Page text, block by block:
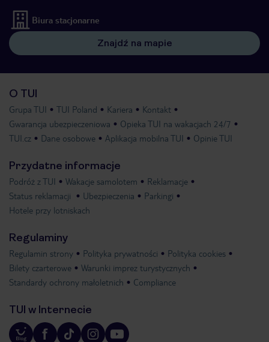
Biura stacjonarne
Znajdź na mapie
O TUI
Grupa TUI TUI Poland Kariera
Kontakt
Gwarancja ubezpieczeniowa
Opieka TUI na wakacjach 24/7
TUI.cz
Dane osobowe Aplikacja mobilna TUI Opinie TUI
Przydatne informacje
Podróż z TUI Wakacje samolotem
Reklamacje
Status reklamacji
Ubezpieczenia
Parkingi
Hotele przy lotniskach
Regulaminy
Regulamin strony Polityka prywatności
Polityka cookies
Bilety czarterowe
Warunki imprez turystycznych
Standardy ochrony małoletnich
Compliance
TUI w Internecie